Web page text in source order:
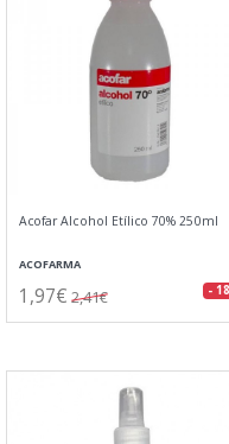
Acofar Alcohol Etílico 70% 250ml
ACOFARMA
1,97€ 2,41€ -